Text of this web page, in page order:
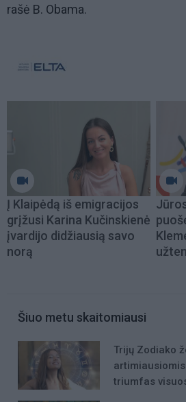
rašė B. Obama.
Į Klaipėdą iš emigracijos
grįžusi Karina Kučinskienė
įvardijo didžiausią savo
norą
Šiuo metu skaitomiausi
Trijų Zodiako
triumfas